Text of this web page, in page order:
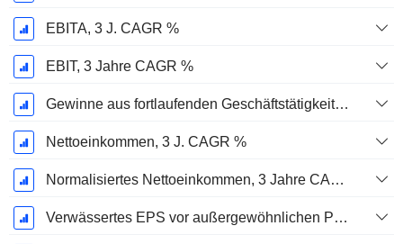
EBITA, 3 J. CAGR %
EBIT, 3 Jahre CAGR %
Gewinne aus fortlaufenden Geschäftstätigkeiten, 3 Jahre KAGR %
Nettoeinkommen, 3 J. CAGR %
Normalisiertes Nettoeinkommen, 3 Jahre CAGR %
Verwässertes EPS vor außergewöhnlichen Posten, 3-Jahres-CAGR %